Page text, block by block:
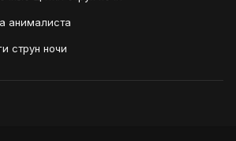
анималиста
струн ночи